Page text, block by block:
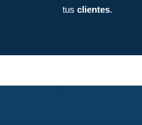
tusclientes.